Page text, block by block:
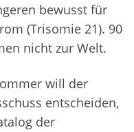
bewusst für
(Trisomie 21). 90
nicht zur Welt.
will der
entscheiden,
der